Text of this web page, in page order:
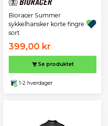
Bioracer Summer
sykkelhansker korte fingre
sort
399,00 kr
Se produktet
1-2 hverdager